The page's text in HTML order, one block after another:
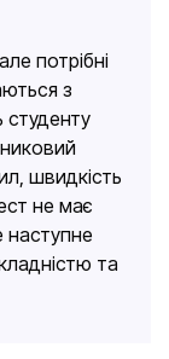
потрібні
з
студенту
швидкість
не має
наступне
та